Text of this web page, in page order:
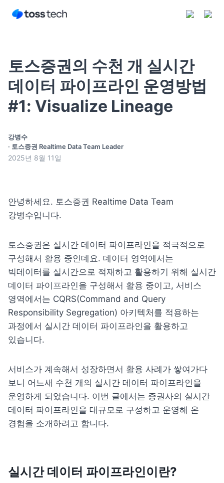
구독하기
토스증권의 수천 개 실시간
데이터 파이프라인 운영방법
#1: Visualize Lineage
강병수
· 토스증권 Realtime Data Team Leader
2025년 8월 11일
안녕하세요. 토스증권 Realtime Data Team
강병수입니다.
토스증권은 실시간 데이터 파이프라인을 적극적으로
구성해서 활용 중인데요. 데이터 영역에서는
빅데이터를 실시간으로 적재하고 활용하기 위해 실시간
데이터 파이프라인을 구성해서 활용 중이고, 서비스
영역에서는 CQRS(Command and Query
Responsibility Segregation) 아키텍처를 적용하는
과정에서 실시간 데이터 파이프라인을 활용하고
있습니다.
서비스가 계속해서 성장하면서 활용 사례가 쌓여가다
보니 어느새 수천 개의 실시간 데이터 파이프라인을
운영하게 되었습니다. 이번 글에서는 증권사의 실시간
데이터 파이프라인을 대규모로 구성하고 운영해 온
경험을 소개하려고 합니다.
실시간 데이터 파이프라인이란?